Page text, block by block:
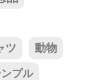
ツ 動物
ンプル